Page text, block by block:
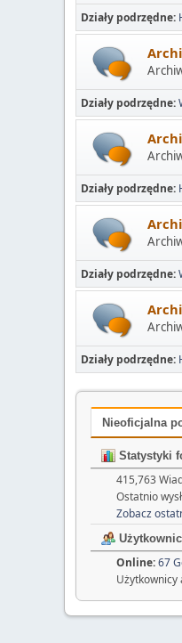
Działy podrzędne
Działy podrzędne
Działy podrzędne
Działy podrzędne
Działy podrzędne
Nieoficjalna
Statystyki
415,763
Ostatnio
Zobacz
Online:67